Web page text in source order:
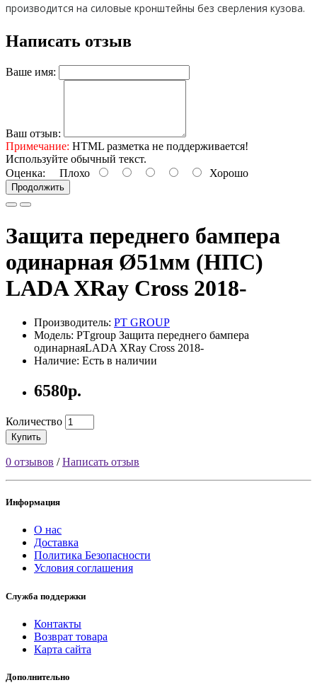
производится на силовые кронштейны без сверления кузова.
Написать отзыв
Ваше имя:
Ваш отзыв:
Примечание: HTML разметка не поддерживается!
Используйте обычный текст.
Оценка: Плохо Хорошо
Продолжить
Защита переднего бампера
одинарная Ø51мм (НПС)
LADA XRay Cross 2018-
Производитель: PT GROUP
Модель: PTgroup Защита переднего бампера
одинарнаяLADA XRay Cross 2018-
Наличие: Есть в наличии
6580р.
Количество
Купить
0 отзывов /Написать отзыв
Информация
О нас
Доставка
Политика Безопасности
Условия соглашения
Служба поддержки
Контакты
Возврат товара
Карта сайта
Дополнительно